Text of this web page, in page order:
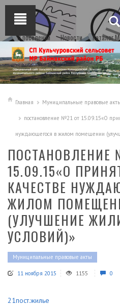
О поселении Новости Каталог
Главная Муниципальные правовые
постановление №21 от 15.09.15«О
нуждающегося в жилом помещении
ПОСТАНОВЛЕНИЕ
15.09.15«О
КАЧЕСТВЕ
ЖИЛОМ
(УЛУЧШЕНИЕ
УСЛОВИЙ)»
Муниципальные правовые акты
11 ноября 2015 1155 0
21пост.жилье